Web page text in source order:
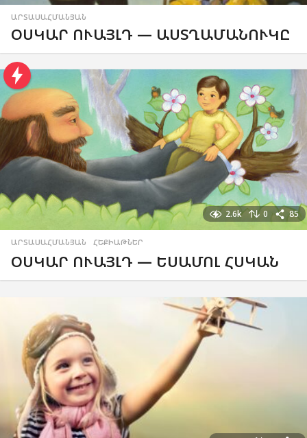
ԱՐՏԱՍԱՀՄԱՆՅԱՆ
ՕՍԿԱՐ ՈՒԱՅԼԴ — ԱՍՏՂԱՄԱՆՈՒԿԸ
2.6k 0 85
ԱՐՏԱՍԱՀՄԱՆՅԱՆ ,ՀԵՔԻԱԹՆԵՐ
ՕՍԿԱՐ ՈՒԱՅԼԴ — ԵՍԱՄՈԼ ՀՍԿԱՆ